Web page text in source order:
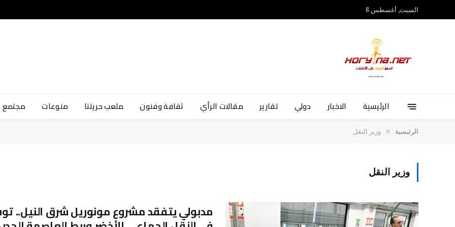
السبت, أغسطس 8
الرئيسية الاخبار دولي تقارير مقالات الرأي ثقافة وفنون ملعب حريتنا منوعات
الرئيسية » وزير النقل
وزير النقل
مدبولي يتفقد مشروع مونوريل شرق النيل..